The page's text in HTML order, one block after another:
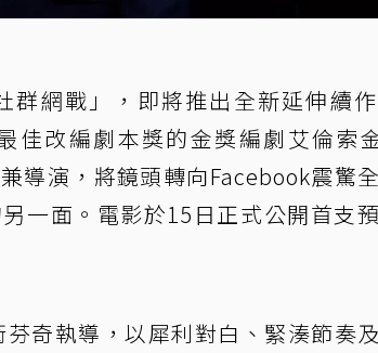
群網戰」，即將推出全新延伸續
佳改編劇本獎的金獎編劇艾倫索
導演，將鏡頭轉向Facebook震驚
一面。電影於15日正式公開首支
奇執導，以犀利對白、緊湊節奏